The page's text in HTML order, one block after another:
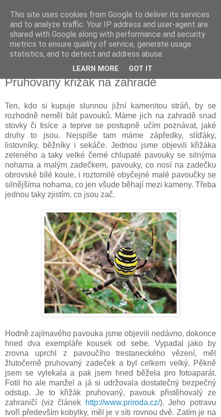
Vysněná zahrada
Blog o plánování a realizování vysněné zahrady.
sobota 7. září 2013
Pruhovaný křižák na zahradě
Ten, kdo si kupuje slunnou jižní kamenitou stráň, by se
rozhodně neměl bát pavouků. Máme jich na zahradě snad
stovky či tisíce a teprve se postupně učím poznávat, jaké
druhy to jsou. Nejspíše tam máme zápředky, slíďáky,
listovníky, běžníky i sekáče. Jednou jsme objevili křižáka
zeleného a taky velké černé chlupaté pavouky se silnýma
nohama a malým zadečkem, pavouky, co nosí na zadečku
obrovské bílé koule, i roztomilé obyčejné malé pavoučky se
silnějšíma nohama, co jen všude běhají mezi kameny. Třeba
jednou taky zjistím, co jsou zač.
Hodně zajímavého pavouka jsme objevili nedávno, dokonce
hned dva exempláře kousek od sebe. Vypadal jako by
zrovna uprchl z pavoučího trestaneckého vězení, měl
žlutočerně pruhovaný zadeček a byl celkem velký. Pěkně
jsem se vylekala a pak jsem hned běžela pro fotoaparát.
Fotil ho ale manžel a já si udržovala dostatečný bezpečný
odstup. Je to křižák pruhovaný, pavouk přistěhovalý ze
zahraničí (viz článek
http://www.priroda.cz/). Jeho potravu
tvoří především kobylky, měl je v síti rovnou dvě. Zatím je na
This site uses cookies from Google to deliver its services
and to analyze traffic. Your IP address and user-agent are
shared with Google along with performance and security
metrics to ensure quality of service, generate usage
statistics, and to detect and address abuse.
LEARN MORE GOT IT